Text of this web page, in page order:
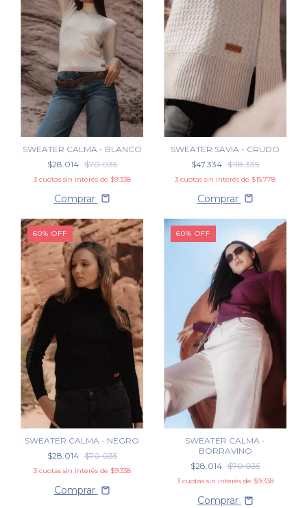
SWEATER CALMA - BLANCO
$28.014 $70.035
3 cuotas sin interés de $9.338
Comprar
SWEATER SAVIA - CRUDO
$47.334 $118.335
3 cuotas sin interés de $15.778
Comprar
60% OFF
SWEATER CALMA - NEGRO
$28.014 $70.035
3 cuotas sin interés de $9.338
Comprar
60% OFF
SWEATER CALMA -
BORRAVINO
$28.014 $70.035
3 cuotas sin interés de $9.338
Comprar